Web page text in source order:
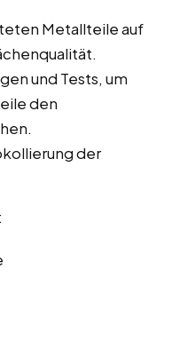
Metallteile auf
und Tests, um
den
der
: